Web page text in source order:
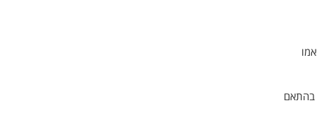
יתואמו
בהתאם